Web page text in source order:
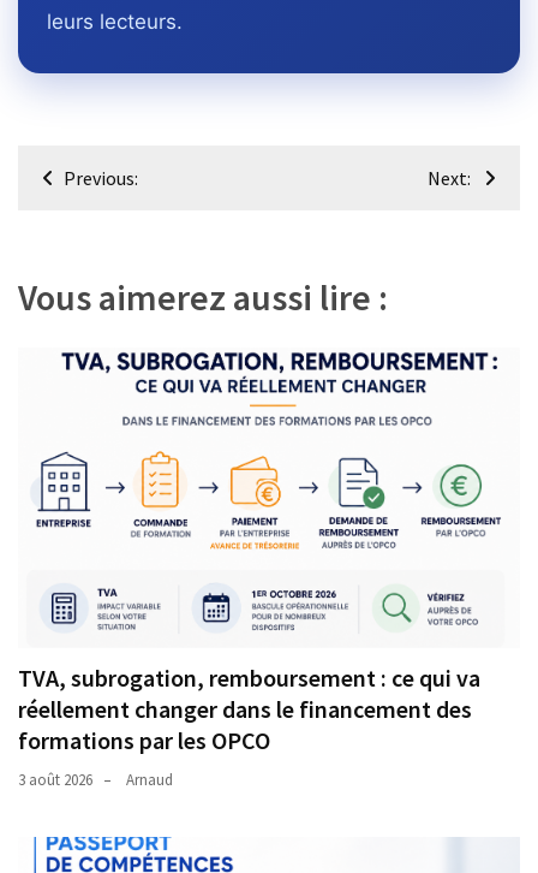
leurs lecteurs.
Navigation
Previous: Next:
Vous aimerez aussi lire :
TVA, subrogation, remboursement : ce qui va
réellement changer dans le financement des
formations par les OPCO
3 août 2026 Arnaud